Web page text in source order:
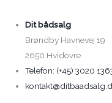
Dit bådsalg
Brøndby Havnevej 19
2650 Hvidovre
Telefon: (+45) 3020